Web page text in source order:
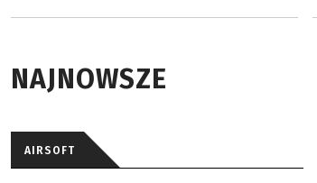
NAJNOWSZE
AIRSOFT